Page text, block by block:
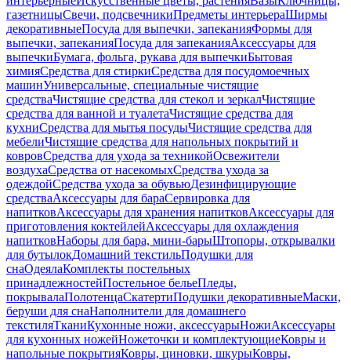
газетницыСвечи, подсвечникиПредметы интерьераШирмы
декоративныеПосуда для выпечки, запеканияФормы для
выпечки, запеканияПосуда для запеканияАксессуары для
выпечкиБумага, фольга, рукава для выпечкиБытовая
химияСредства для стиркиСредства для посудомоечных
машинУниверсальные, специальные чистящие
средстваЧистящие средства для стекол и зеркалЧистящие
средства для ванной и туалетаЧистящие средства для
кухниСредства для мытья посудыЧистящие средства для
мебелиЧистящие средства для напольных покрытий и
ковровСредства для ухода за техникойОсвежители
воздухаСредства от насекомыхСредства ухода за
одеждойСредства ухода за обувьюДезинфицирующие
средстваАксессуары для бараСервировка для
напитковАксессуары для хранения напитковАксессуары для
приготовления коктейлейАксессуары для охлаждения
напитковНаборы для бара, мини-барыШтопоры, открывалки
для бутылокДомашний текстильПодушки для
снаОдеялаКомплекты постельных
принадлежностейПостельное бельеПледы,
покрывалаПолотенцаСкатертиПодушки декоративныеМаски,
беруши для снаНаполнители для домашнего
текстиляТканиКухонные ножи, аксессуарыНожиАксессуары
для кухонных ножейНожеточки и комплектующиеКовры и
напольные покрытияКовры, циновки, шкурыКовры,